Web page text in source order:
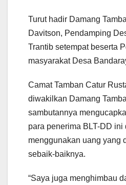
Turut hadir Damang
Davitson, Pendamping
Trantib setempat beserta
masyarakat Desa
Camat Tamban Catur
diwakilkan Damang
sambutannya
para penerima BLT-DD ini
menggunakan uang yang
sebaik-baiknya.
“Saya juga menghimbau